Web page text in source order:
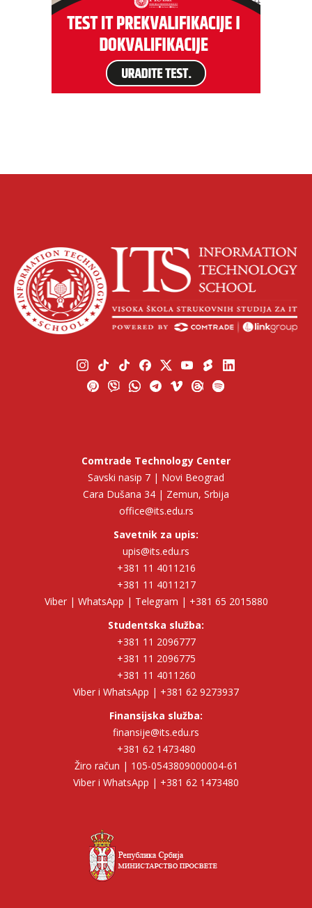
Comtrade Technology Center
Savski nasip 7 | Novi Beograd
Cara Dušana 34 | Zemun, Srbija
office@its.edu.rs
Savetnik za upis:
upis@its.edu.rs
+381 11 4011216
+381 11 4011217
Viber | WhatsApp | Telegram | +381 65 2015880
Studentska služba:
+381 11 2096777
+381 11 2096775
+381 11 4011260
Viber i WhatsApp | +381 62 9273937
Finansijska služba:
finansije@its.edu.rs
+381 62 1473480
Žiro račun | 105-0543809000004-61
Viber i WhatsApp | +381 62 1473480